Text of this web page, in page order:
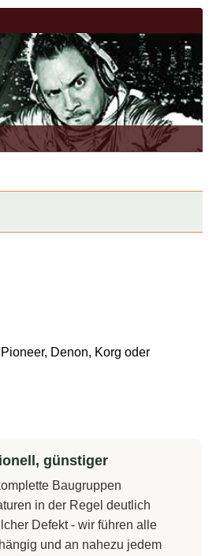
Denon, Korg oder
günstiger
Baugruppen
in der Regel deutlich
Defekt - wir führen alle
und an nahezu jedem